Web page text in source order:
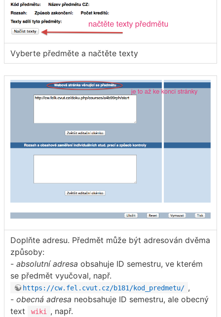
Vyberte předměte a načtěte texty
Doplňte adresu. Předmět může být adresován dvěma
způsoby:
- absolutní adresa obsahuje ID semestru, ve kterém
se předmět vyučoval, např.
https://cw.fel.cvut.cz/b181/kod_predmetu/ ,
- obecná adresa neobsahuje ID semestru, ale obecný
text
wiki , např.